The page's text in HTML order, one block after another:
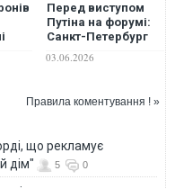
Перед виступом
Путіна на форумі:
Санкт-Петербург
атакують дрони,
палає нафтовий
затримуються.
03.06.2026
Правила коментування ! »
що рекламує
дім"
5 0